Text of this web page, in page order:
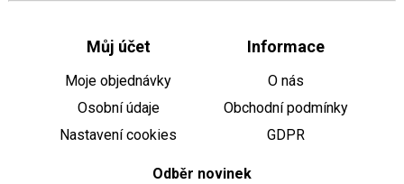
Můj účet
Moje objednávky
Osobní údaje
Nastavení cookies
Informace
O nás
Obchodní podmínky
GDPR
Odběr novinek